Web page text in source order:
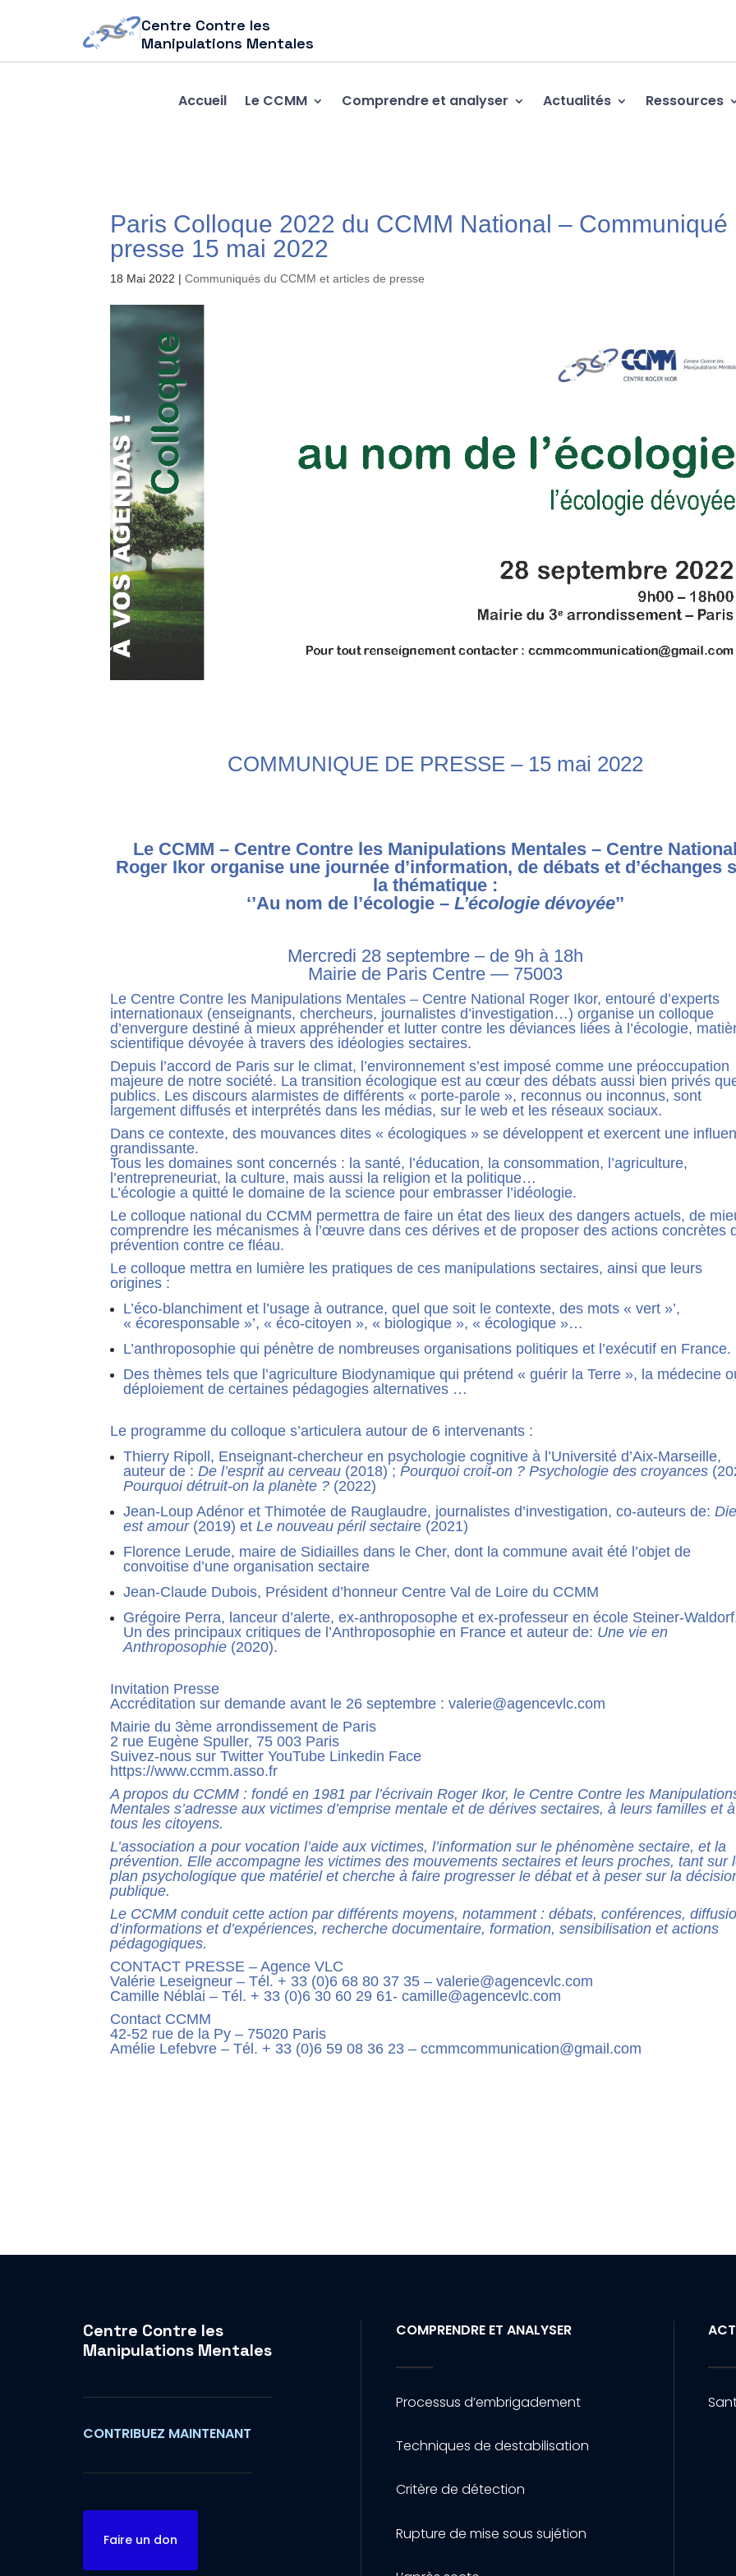
Centre Contre les
Manipulations Mentales
Accueil Le CCMM Comprendre et analyser Actualités Ressources
Paris Colloque 2022 du CCMM National – Communiqué
presse 15 mai 2022
18 Mai 2022 |Communiqués du CCMM et articles de presse
COMMUNIQUE DE PRESSE – 15 mai 2022
Le CCMM – Centre Contre les Manipulations Mentales – Centre National
Roger Ikor organise une journée d’information, de débats et d’échanges
la thématique :
‘’Au nom de l’écologie –L’écologie dévoyée’’
Mercredi 28 septembre – de 9h à 18h
Mairie de Paris Centre — 75003
Le Centre Contre les Manipulations Mentales – Centre National Roger Ikor, entouré d’experts
internationaux (enseignants, chercheurs, journalistes d’investigation…) organise un colloque
d’envergure destiné à mieux appréhender et lutter contre les déviances liées à l’écologie,
scientifique dévoyée à travers des idéologies sectaires.
Depuis l’accord de Paris sur le climat, l’environnement s’est imposé comme une préoccupation
majeure de notre société. La transition écologique est au cœur des débats aussi bien privés
publics. Les discours alarmistes de différents « porte-parole », reconnus ou inconnus, sont
largement diffusés et interprétés dans les médias, sur le web et les réseaux sociaux.
Dans ce contexte, des mouvances dites « écologiques » se développent et exercent une
grandissante.
Tous les domaines sont concernés : la santé, l’éducation, la consommation, l’agriculture,
l’entrepreneuriat, la culture, mais aussi la religion et la politique…
L’écologie a quitté le domaine de la science pour embrasser l’idéologie.
Le colloque national du CCMM permettra de faire un état des lieux des dangers actuels, de
comprendre les mécanismes à l’œuvre dans ces dérives et de proposer des actions concrètes
prévention contre ce fléau.
Le colloque mettra en lumière les pratiques de ces manipulations sectaires, ainsi que leurs
origines :
L’éco-blanchiment et l’usage à outrance, quel que soit le contexte, des mots « vert »’,
« écoresponsable »’, « éco-citoyen », « biologique », « écologique »…
L’anthroposophie qui pénètre de nombreuses organisations politiques et l’exécutif en France.
Des thèmes tels que l’agriculture Biodynamique qui prétend « guérir la Terre », la médecine
déploiement de certaines pédagogies alternatives …
Le programme du colloque s’articulera autour de 6 intervenants :
Thierry Ripoll, Enseignant-chercheur en psychologie cognitive à l’Université d’Aix-Marseille,
auteur de :De l’esprit au cerveau (2018) ;Pourquoi croit-on ? Psychologie des croyances
Pourquoi détruit-on la planète ? (2022)
Jean-Loup Adénor et Thimotée de Rauglaudre, journalistes d’investigation, co-auteurs de:
est amour(2019) etLe nouveau péril sectaire (2021)
Florence Lerude, maire de Sidiailles dans le Cher, dont la commune avait été l’objet de
convoitise d’une organisation sectaire
Jean-Claude Dubois, Président d’honneur Centre Val de Loire du CCMM
Grégoire Perra, lanceur d’alerte, ex-anthroposophe et ex-professeur en école Steiner-
Un des principaux critiques de l’Anthroposophie en France et auteur de: Une vie en
Anthroposophie (2020).
Invitation Presse
Accréditation sur demande avant le 26 septembre : valerie@agencevlc.com
Mairie du 3ème arrondissement de Paris
2 rue Eugène Spuller, 75 003 Paris
Suivez-nous sur Twitter YouTube Linkedin Face
https://www.ccmm.asso.fr
A propos du CCMM : fondé en 1981 par l’écrivain Roger Ikor, le Centre Contre les
Mentales s’adresse aux victimes d’emprise mentale et de dérives sectaires, à leurs familles et à
tous les citoyens.
L’association a pour vocation l’aide aux victimes, l’information sur le phénomène sectaire, et la
prévention. Elleaccompagne les victimes des mouvements sectaires et leurs proches, tant sur
plan psychologique que matérielet cherche à faire progresser le débat et à peser sur la
publique.
Le CCMM conduit cette action par différents moyens, notamment : débats, conférences,
d’informations etd’expériences, recherche documentaire, formation, sensibilisation et actions
pédagogiques.
CONTACT PRESSE – Agence VLC
Valérie Leseigneur – Tél. + 33 (0)6 68 80 37 35 – valerie@agencevlc.com
Camille Néblai – Tél. + 33 (0)6 30 60 29 61- camille@agencevlc.com
Contact CCMM
42-52 rue de la Py – 75020 Paris
Amélie Lefebvre –Tél . + 33 (0)6 59 08 36 23 – ccmmcommunication@gmail.com
Centre Contre les
Manipulations Mentales
CONTRIBUEZ MAINTENANT
Faire un don
COMPRENDRE ET ANALYSER
Processus d’embrigadement
Techniques de destabilisation
Critère de détection
Rupture de mise sous sujétion